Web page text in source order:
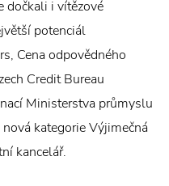
dočkali i vítězové
potenciál
Cena odpovědného
Credit Bureau
Ministerstva průmyslu
kategorie Výjimečná
kancelář.